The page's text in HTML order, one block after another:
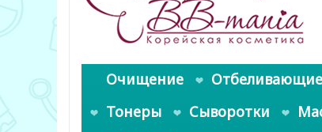
Очищение Отбеливающие
Тонеры
Сыворотки